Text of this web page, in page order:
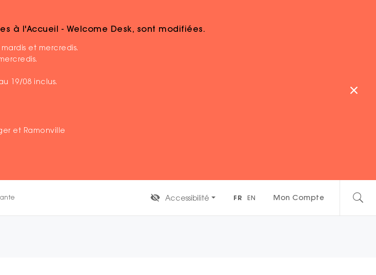
à l'Accueil - Welcome Desk, sont modifiées.
et mercredis.
19/08 inclus.
et Ramonville
Accessibilité FR EN Mon Compte
étudiantes
universitaires de l’Académie de Toulouse, des parcours culturels et sportifs pour